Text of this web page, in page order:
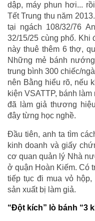
dập, máy phun hơi...
Tết Trung thu năm
tại ngách 108/32/76
32/15/25 cùng phố. Khi
này thuê thêm 6 thợ,
Những mẻ bánh
trung bình 300 chiếc/
nên Bằng hiểu rõ, nếu
kiện VSATTP, bánh
đã làm giả thương
đây từng học nghề.
Đầu tiên, anh ta tìm
kinh doanh và giấy
cơ quan quản lý Nhà
ở quận Hoàn Kiếm. Có
tiếp tục đi mua vỏ
sản xuất bị làm giả.
“Đột kích” lò bánh “3